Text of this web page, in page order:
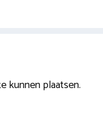
kunnen plaatsen.